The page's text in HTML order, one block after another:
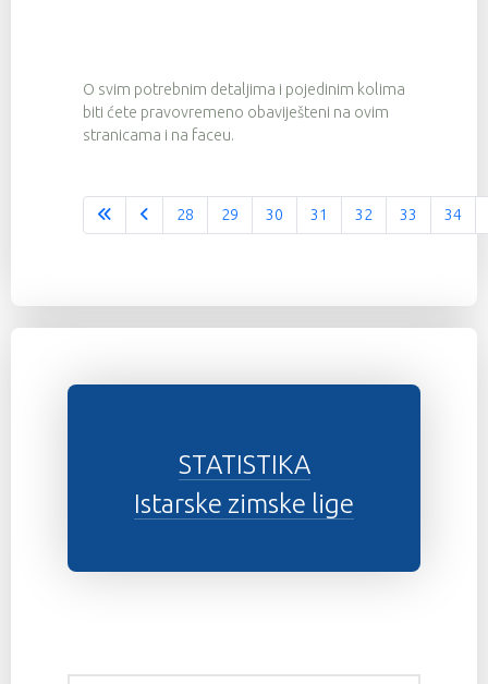
O svim potrebnim detaljima i pojedinim kolima
biti ćete pravovremeno obaviješteni na ovim
stranicama i na faceu.
Stranica 37 od 37
28 29 30 31 32 33 34
STATISTIKA
Istarske zimske lige